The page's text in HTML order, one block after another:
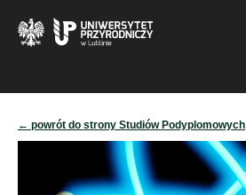
← powrót do strony Studiów Podyplomowych